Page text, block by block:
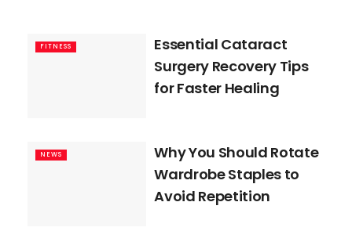
FITNESS
Essential Cataract
Surgery Recovery Tips
for Faster Healing
NEWS
Why You Should Rotate
Wardrobe Staples to
Avoid Repetition